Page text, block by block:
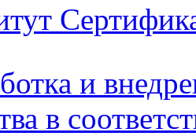
и
в